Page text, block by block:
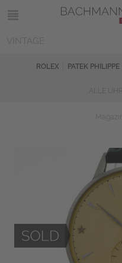
ROLEX PATEK PHILIPPE